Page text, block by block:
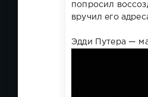
попросил
вручил его
Эдди Путера —